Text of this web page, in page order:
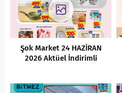
Şok Market 24 HAZİRAN
2026 Aktüel İndirimli